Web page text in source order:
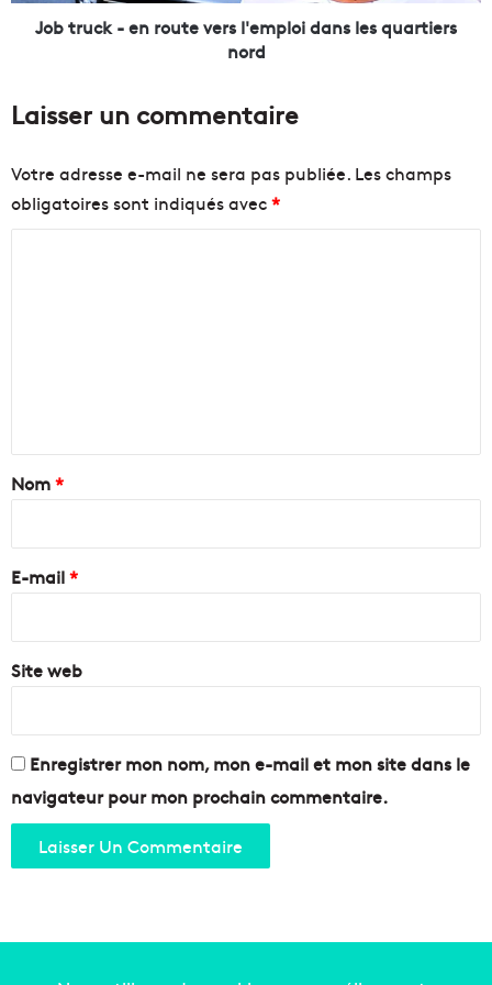
F
r
e
v
e
s
i
t
l
c
u
l
u
r
m
a
s
l
u
e
v
e
r
d
a
l
e
s
u
a
r
i
e
s
n
Job truck - en route vers l'emploi dans les quartiers
nord
Laisser un commentaire
Votre adresse e-mail ne sera pas publiée. Les champs
obligatoires sont indiqués avec*
a
r
e
Nom*
E-mail*
Site web
Enregistrer mon nom, mon e-mail et mon site dans le
navigateur pour mon prochain commentaire.